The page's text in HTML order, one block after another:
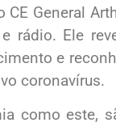
General
rádio. Ele
e
coronavírus.
como este,